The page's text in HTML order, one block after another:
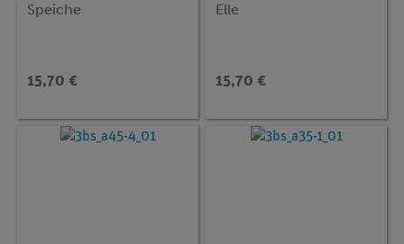
Speiche
15,70 €
Elle
15,70 €